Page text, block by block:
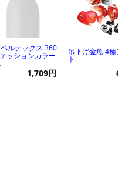
ルテックス 360
ッションカラー
1,709円
吊下げ金魚 4種
ト